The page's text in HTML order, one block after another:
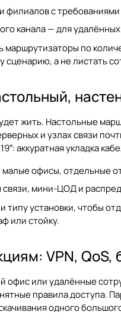
с требованиями
канала — для
маршрутизаторы по
а не листать
жить. Настольные
и узлах связи
аккуратная укладка
офисы, отдельные
связи, мини-ЦОД и
установки, чтобы
или стойку.
VPN, QoS,
офис или удалённые
правила доступа.
одного